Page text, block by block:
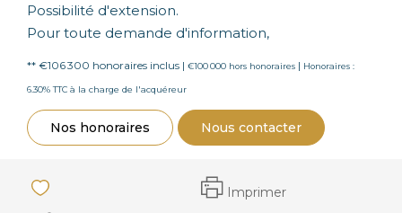
Possibilité d'extension.
Pour toute demande d'information,
** €106 300 honoraires inclus | €100 000 hors honoraires | Honoraires :
6.30% TTC à la charge de l'acquéreur
Nos honoraires Nous contacter
Imprimer